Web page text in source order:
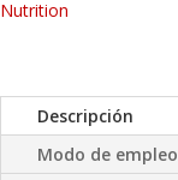
Nutrition
Descripción
Modo de empleo